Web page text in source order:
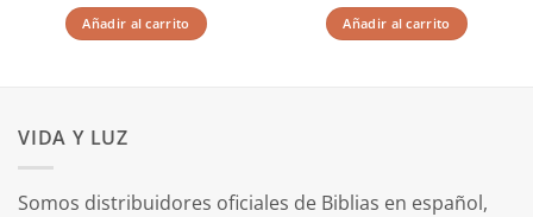
Añadir al carrito Añadir al carrito
VIDA Y LUZ
Somos distribuidores oficiales de Biblias en español,